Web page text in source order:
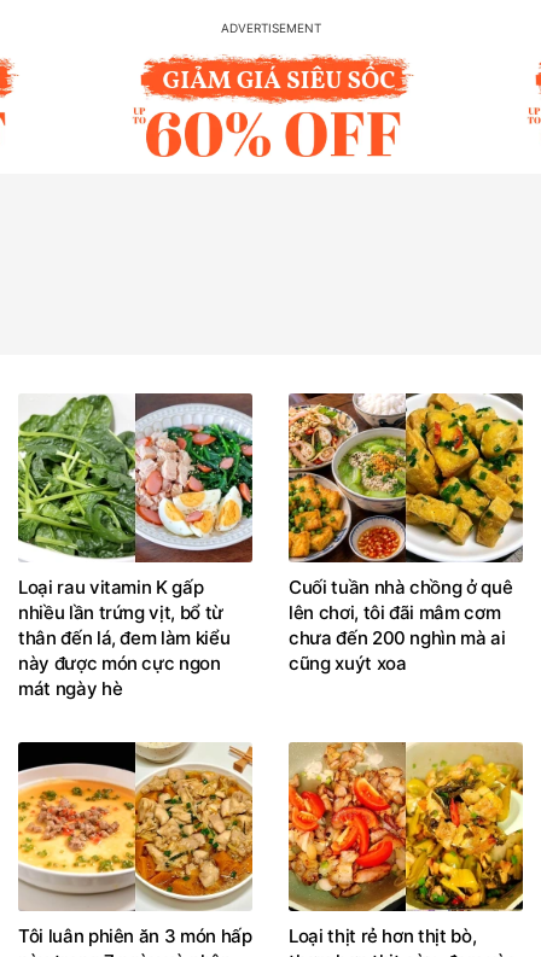
Loại rau vitamin K gấp
nhiều lần trứng vịt, bổ từ
thân đến lá, đem làm kiểu
này được món cực ngon
mát ngày hè
Cuối tuần nhà chồng ở quê
lên chơi, tôi đãi mâm cơm
chưa đến 200 nghìn mà ai
cũng xuýt xoa
Tôi luân phiên ăn 3 món hấp
Loại thịt rẻ hơn thịt bò,